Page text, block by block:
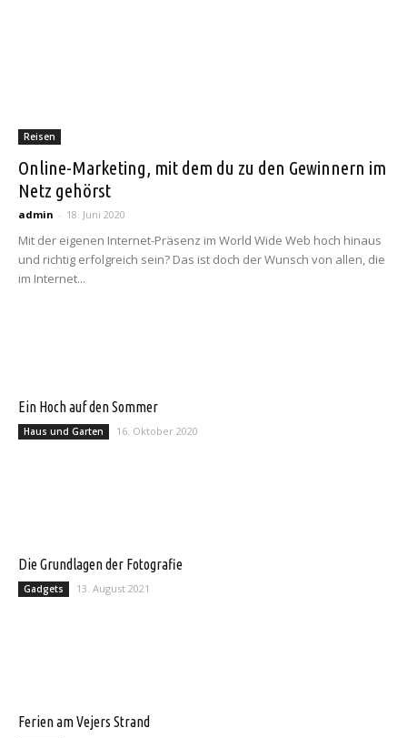
Reisen
Online-Marketing, mit dem du zu den Gewinnern im
Netz gehörst
admin - 18. Juni 2020
Mit der eigenen Internet-Präsenz im World Wide Web hoch hinaus
und richtig erfolgreich sein? Das ist doch der Wunsch von allen, die
im Internet...
Ein Hoch auf den Sommer
Haus und Garten 16. Oktober 2020
Die Grundlagen der Fotografie
Gadgets 13. August 2021
Ferien am Vejers Strand